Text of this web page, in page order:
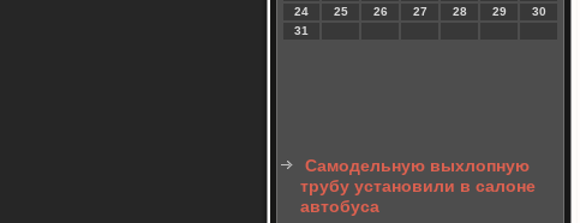
24
25 26 27 28 29
30
31
Самодельную выхлопную
трубу установили в салоне
автобуса